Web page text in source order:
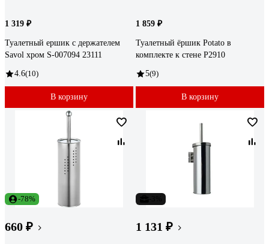
1 319 ₽
Туалетный ершик с держателем
Savol хром S-007094 23111
4.6(10)
В корзину
1 859 ₽
Туалетный ёршик Potato в
комплекте к стене P2910
5(9)
В корзину
-78%
660 ₽ 1 131 ₽